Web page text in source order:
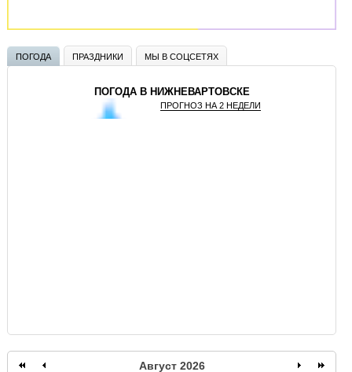
ПОГОДА ПРАЗДНИКИ МЫ В СОЦСЕТЯХ
ПОГОДА В НИЖНЕВАРТОВСКЕ
ПРОГНОЗ НА 2 НЕДЕЛИ
Август 2026